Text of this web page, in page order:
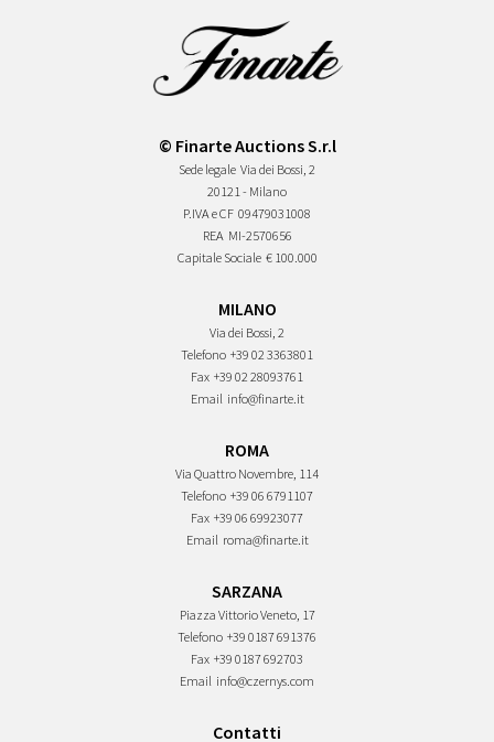
© Finarte Auctions S.r.l
Sede legale Via dei Bossi, 2
20121 - Milano
P.IVA e CF 09479031008
REA MI-2570656
Capitale Sociale € 100.000
MILANO
Via dei Bossi, 2
Telefono +39 02 3363801
Fax +39 02 28093761
Email info@finarte.it
ROMA
Via Quattro Novembre, 114
Telefono +39 06 6791107
Fax +39 06 69923077
Email roma@finarte.it
SARZANA
Piazza Vittorio Veneto, 17
Telefono +39 0187 691376
Fax +39 0187 692703
Email info@czernys.com
Contatti